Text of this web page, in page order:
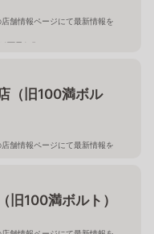
舗情報ページにて最新情報を
1丁目1-5
（旧100満ボル
舗情報ページにて最新情報を
旧100満ボルト）